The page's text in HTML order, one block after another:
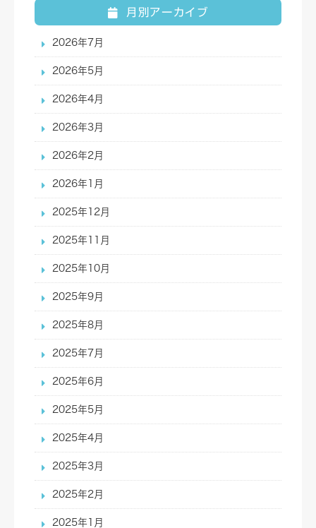
月別アーカイブ
2026年7月
2026年5月
2026年4月
2026年3月
2026年2月
2026年1月
2025年12月
2025年11月
2025年10月
2025年9月
2025年8月
2025年7月
2025年6月
2025年5月
2025年4月
2025年3月
2025年2月
2025年1月